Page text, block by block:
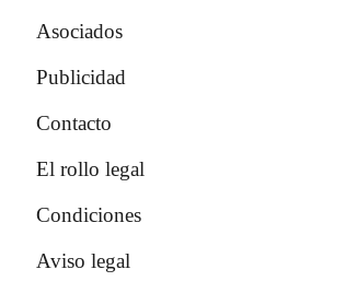
Asociados
Publicidad
Contacto
El rollo legal
Condiciones
Aviso legal